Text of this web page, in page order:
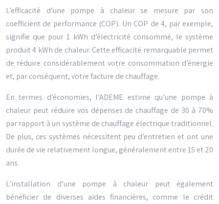
L’efficacité d’une pompe à chaleur se mesure par son
coefficient de performance (COP). Un COP de 4, par exemple,
signifie que pour 1 kWh d’électricité consommé, le système
produit 4 kWh de chaleur. Cette efficacité remarquable permet
de réduire considérablement votre consommation d’énergie
et, par conséquent, votre facture de chauffage.
En termes d’économies, l’ADEME estime qu’une pompe à
chaleur peut réduire vos dépenses de chauffage de 30 à 70%
par rapport à un système de chauffage électrique traditionnel.
De plus, ces systèmes nécessitent peu d’entretien et ont une
durée de vie relativement longue, généralement entre 15 et 20
ans.
L’installation d’une pompe à chaleur peut également
bénéficier de diverses aides financières, comme le crédit